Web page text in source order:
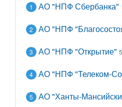
1 АО "НПФ Сбербанка"
2 АО "НПФ
3 АО "НПФ "Открытие"
4 АО "НПФ "Телеком-
5 АО "Ханты-